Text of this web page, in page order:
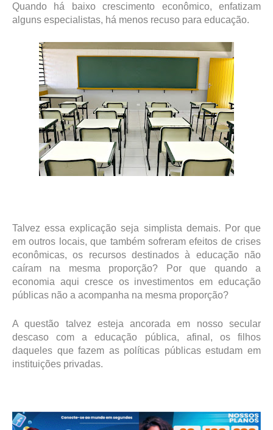
Quando há baixo crescimento econômico, enfatizam
alguns especialistas, há menos recuso para educação.
Talvez essa explicação seja simplista demais. Por que
em outros locais, que também sofreram efeitos de crises
econômicas, os recursos destinados à educação não
caíram na mesma proporção? Por que quando a
economia aqui cresce os investimentos em educação
públicas não a acompanha na mesma proporção?
A questão talvez esteja ancorada em nosso secular
descaso com a educação pública, afinal, os filhos
daqueles que fazem as políticas públicas estudam em
instituições privadas.